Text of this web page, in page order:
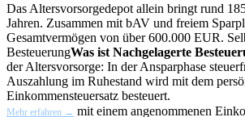
Das Altersvorsorgedepot allein bringt rund
Jahren. Zusammen mit bAV und freiem
Gesamtvermögen von über 600.000 EUR.
BesteuerungWas ist Nachgelagerte
der Altersvorsorge: In der Ansparphase
Auszahlung im Ruhestand wird mit dem
Einkommensteuersatz besteuert.
Mehr erfahren → mit einem angenommenen